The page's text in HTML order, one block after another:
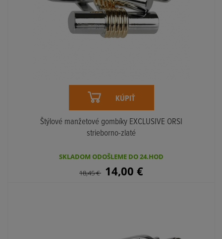
KÚPIŤ
Štýlové manžetové gombíky EXCLUSIVE ORSI
strieborno-zlaté
SKLADOM ODOŠLEME DO 24.HOD
18,45€ 14,00 €